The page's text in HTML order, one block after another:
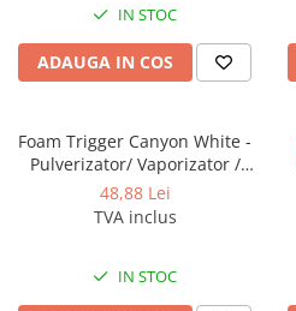
IN STOC
ADAUGA IN COS
Foam Trigger Canyon White -
Pulverizator/ Vaporizator /
Declansator spuma, 5L
48,88 Lei
TVA inclus
IN STOC